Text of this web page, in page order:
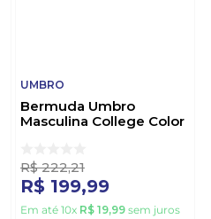
UMBRO
Bermuda Umbro
Masculina College Color
R$ 222,21
R$ 199,99
Em até 10x R$ 19,99 sem juros